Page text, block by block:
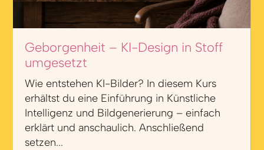
Geborgenheit – KI-Design in Stoff
umgesetzt
Wie entstehen KI-Bilder? In diesem Kurs
erhältst du eine Einführung in Künstliche
Intelligenz und Bildgenerierung – einfach
erklärt und anschaulich. Anschließend
setzen...